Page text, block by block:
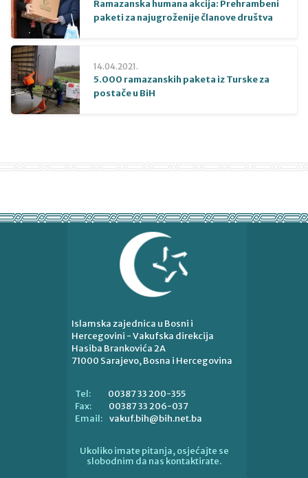
Ramazanska humana akcija: Prehrambeni
paketi za najugroženije članove društva
14.04.2021.
5.000 ramazanskih paketa iz Turske za
postače u BiH
Islamska zajednica u Bosni i
Hercegovini - Vakufska direkcija
Hasiba Brankovića 2A
71000 Sarajevo, Bosna i Hercegovina
Tel:
00387 33 200-355
Fax:
00387 33 206-037
Email: vakuf.bih@bih.net.ba
Ukoliko imate pitanja, osjećajte se
slobodnim da nas kontaktirate.